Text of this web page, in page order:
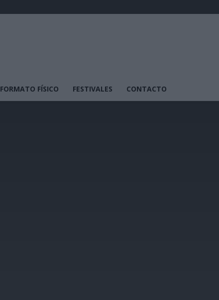
FORMATO FÍSICO FESTIVALES CONTACTO